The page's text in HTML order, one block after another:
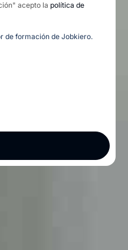
acepto la política de
de formación de Jobkiero.